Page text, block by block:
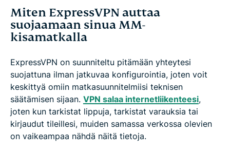
Miten ExpressVPN auttaa
suojaamaan sinua MM-
kisamatkalla
ExpressVPN on suunniteltu pitämään yhteytesi
suojattuna ilman jatkuvaa konfigurointia, joten voit
keskittyä omiin matkasuunnitelmiisi teknisen
säätämisen sijaan. VPN salaa internetliikenteesi,
joten kun tarkistat lippuja, tarkistat varauksia tai
kirjaudut tileillesi, muiden samassa verkossa olevien
on vaikeampaa nähdä näitä tietoja.